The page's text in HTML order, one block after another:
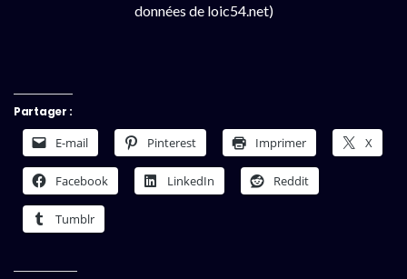
données de loic54.net)
Partager :
E-mail Pinterest Imprimer X
Facebook LinkedIn Reddit
Tumblr